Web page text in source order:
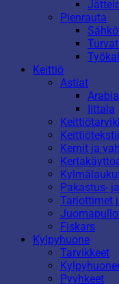
Pienrauta
Keittiö
Astiat
Arabia
Iittala
Kernit ja
Pakastus-
Tarjottimet
Fiskars
Kylpyhuone
Tarvikkeet
Pyyhkeet